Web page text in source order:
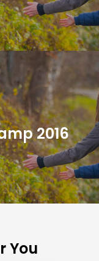
2016
You